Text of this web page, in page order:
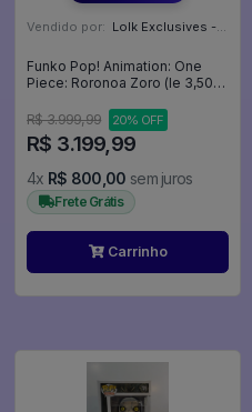
Vendido por: Lolk Exclusives - SP
Funko Pop! Animation: One
Piece: Roronoa Zoro (le 3,500)
Piece #2178
R$ 3.999,99 20% OFF
R$ 3.199,99
4x R$ 800,00 sem juros
Frete Grátis
Carrinho